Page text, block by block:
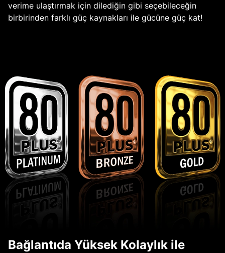
verime ulaştırmak için dilediğin gibi seçebileceğin
birbirinden farklı güç kaynakları ile gücüne güç kat!
Bağlantıda Yüksek Kolaylık ile